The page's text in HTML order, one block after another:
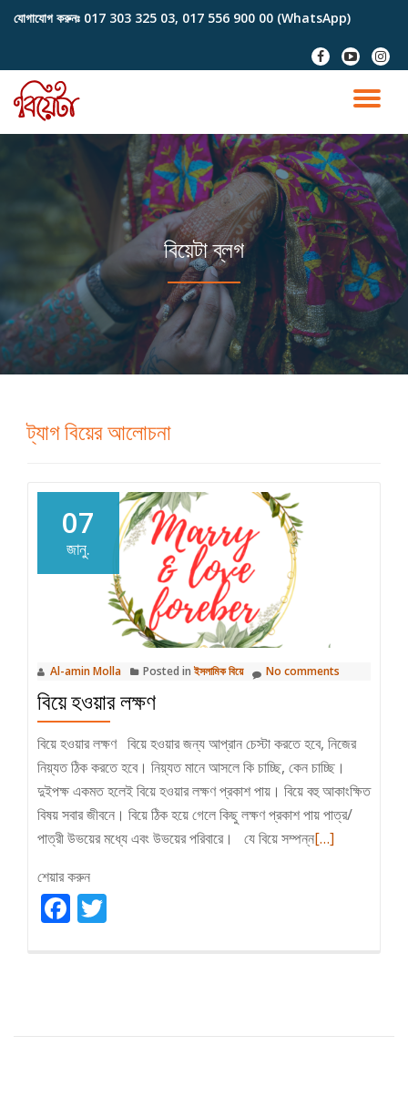
content
যোগাযোগ করুনঃ 017 303 325 03, 017 556 900 00 (WhatsApp)
fa-
facebook
fa-
youtube-
play
fa-
বিয়েটা ব্লগ
ট্যাগবিয়ের আলোচনা
07
জানু.
Al-amin Molla Posted in ইসলামিক বিয়ে No comments
বিয়ে হওয়ার লক্ষণ
বিয়ে হওয়ার লক্ষণ বিয়ে হওয়ার জন্য আপ্রান চেস্টা করতে হবে, নিজের
নিয়্যত ঠিক করতে হবে। নিয়্যত মানে আসলে কি চাচ্ছি, কেন চাচ্ছি।
দুইপক্ষ একমত হলেই বিয়ে হওয়ার লক্ষণ প্রকাশ পায়। বিয়ে বহু আকাংক্ষিত
বিষয় সবার জীবনে। বিয়ে ঠিক হয়ে গেলে কিছু লক্ষণ প্রকাশ পায় পাত্র/
পাত্রী উভয়ের মধ্যে এবং উভয়ের পরিবারে। যে বিয়ে সম্পন্নRead
[…]
শেয়ার করুন
Facebook